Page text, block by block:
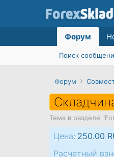
Форум
Тема в разделе "
Цена: 250.00
Расчетный
Форум
Поиск